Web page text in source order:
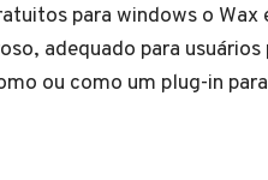
para windows o Wax
adequado para usuários
ou como um plug-in